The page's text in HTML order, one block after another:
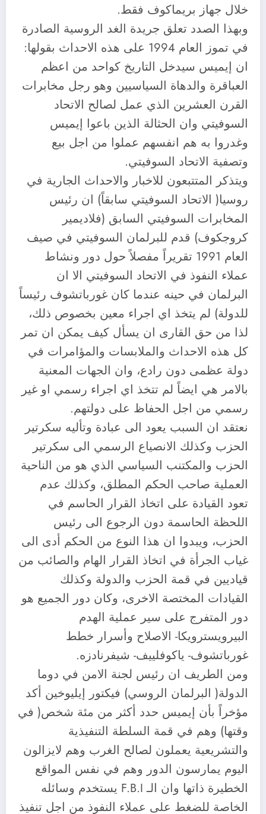
خلال جهاز بريماكوف فقط.
وبهذا الصدد تعلق جريدة الغد الروسية الصادرة
في تموز العام 1994 على هذه الاحداث بقولها:
ان إيميس سيدخل التاريخ كواحد من اعظم
العباقرة والدهاة السياسيين وهو رجل مخابرات
القرن العشرين الذي عمل لصالح الاتحاد
السوفيتي وان الحثالة الذين باعوا إيميس
وغدروا به هم انفسهم عملوا من اجل بيع
وتصفية الاتحاد السوفيتي.
ويتذكر المتتبعون للاخبار والاحداث الجارية في
روسيا( الاتحاد السوفيتي سابقاً) ان رئيس
المخابرات السوفيتي السابق (فلاديمير
كروجكوف) قدم للبرلمان السوفيتي في صيف
العام 1991 تقريراً مفصلاً حول دور ونشاط
عملاء النفوذ في الاتحاد السوفيتي الا ان
البرلمان في حينه عندما كان غورباتشوف رئيساً
للدولة) لم يتخذ اي اجراء معين بخصوص ذلك،
لذا من حق القارى ان يسأل كيف يمكن ان تمر
كل هذه الاحداث والملابسات والمؤامرات في
دولة عظمى دون رادع، وان الجهات المعنية
بالامر هي ايضاً لم تتخذ اي اجراء رسمي او غير
رسمي من اجل الحفاظ على دولتهم.
نعتقد ان السبب يعود الى عبادة وتأليه سكرتير
الحزب وكذلك الانصياع الرسمي الى سكرتير
الحزب والمكتنب السياسي الذي هو من الناحية
العملية صاحب الحكم المطلق، وكذلك عدم
تعود القيادة على اتخاذ القرار الحاسم في
اللحظة الحاسمة دون الرجوع الى رئيس
الحزب، ويبدوا ان هذا النوع من الحكم أدى الى
غياب الجرأة في اتخاذ القرار الهام والصائب من
قياديين في قمة الحزب والدولة وكذلك
القيادات المختصة الاخرى، وكان دور الجميع هو
دور المتفرج على سير عملية الهدم
البيرويسترويكا- الاصلاح وأسرار خطط
غورباتشوف- ياكوفلييف- شيفرنادزه.
ومن الطريف ان رئيس لجنة الامن في دوما
الدولة( البرلمان الروسي) فيكتور إيليوخين أكد
مؤخراً بأن إيميس حدد أكثر من مئة شخص( في
وقتها) وهم في قمة السلطة التنفيذية
والتشريعية يعملون لصالح الغرب وهم لايزالون
اليوم يمارسون الدور وهم في نفس المواقع
الخطيرة ذاتها وان الـ F.B.I يستخدم وسائله
الخاصة للضغط على عملاء النفوذ من اجل تنفيذ